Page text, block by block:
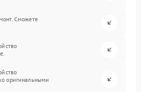
Сможете
оригинальными